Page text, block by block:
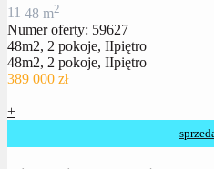
11 48 m2
Numer oferty: 59627
48m2, 2 pokoje, IIpiętro
48m2, 2 pokoje, IIpiętro
389 000 zł
+